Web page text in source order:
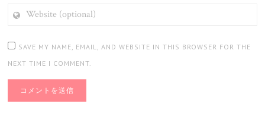
(OPTIONAL)
SAVE MY NAME, EMAIL, AND WEBSITE IN THIS BROWSER FOR THE
NEXT TIME I COMMENT.